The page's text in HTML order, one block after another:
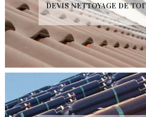
DEVIS NETTOYAGE DE